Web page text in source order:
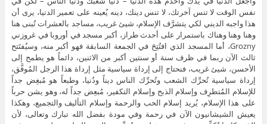
نفس الوقت لا تنس آخرتك، لا تنس دينك، دينه يُعينه على تعمير الدنيا، يرى أن
هذا واجبه الديني لكي يتشرَّف الإسلام، شيئ غريب، مساجد بالعشرات تُبنى هنا
وهنا وهنا وهناك باستمرار على أحدث طراز، أكبر مسجد في أوروبا في غروزني
Grozny، أما المسجد الذي افتُتِحَ في الجمعة السابقة فهو أكبر منه، وسيُفتَتح
ثالث الآن ربما في ظرف سنة أو سنتين أكبر من الاثنين، دائماً هو يطمح إلى
الأحسن، شيئ غريب، فنحتاج إلى إرداة سياسية مثل إرداة هذا الرجل المُوفَّق،
إرداة سياسية تُحرِّك الشعب وتُحرِّك الناس ديناً ودُنيا، وطبعاً هو مُبغِض جداً
للإسلام المُتطرِف وإسلام الذبح وإسلام التكفير، مُبعِض جداً له، وهو يشن حرباً
على هذا الإسلام، يُريد إسلام الحب والرحمة وإسلام التأليف والتجميع، وهكذا
يعيش الشيشانيون الآن في رحمة وفي مودة بفضل الله تبارك وتعالى، لأن